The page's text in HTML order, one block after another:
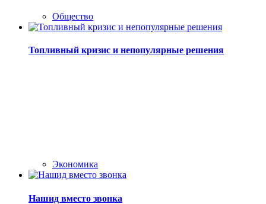
Общество
Топливный кризис и непопулярные решения
Экономика
Нашид вместо звонка